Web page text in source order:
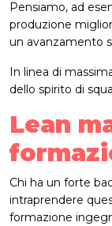
Pensiamo, ad
produzione
un avanzamento
In linea di
dello spirito di
Lean
Chi ha un forte
intraprendere
formazione